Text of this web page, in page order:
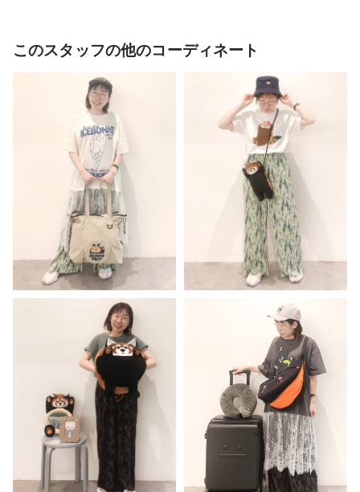
このスタッフの他のコーディネート